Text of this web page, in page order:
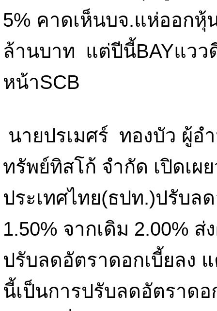
5% คาดเห็นบจ.แห่ออก
ล้านบาท แต่ปีนี้BAYแวว
หน้าSCB
นายปรเมศร์ ทองบัว ผู้
ทรัพย์ทิสโก้ จำกัด เปิดเ
ประเทศไทย(ธปท.)ปรับล
1.50% จากเดิม 2.00%
ปรับลดอัตราดอกเบี้ยลง
นี้เป็นการปรับลดอัตราด